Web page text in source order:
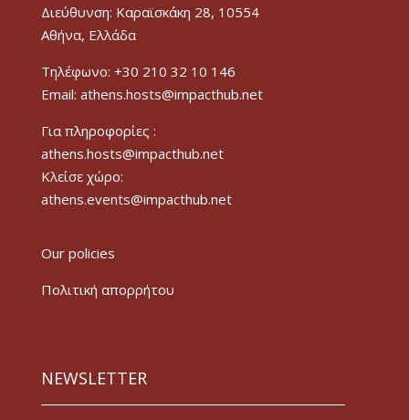
Διεύθυνση: Καραϊσκάκη 28, 10554
Αθήνα, Ελλάδα
Τηλέφωνο: +30 210 32 10 146
Email: athens.hosts@impacthub.net
Για πληροφορίες :
athens.hosts@impacthub.net
Κλείσε χώρο:
athens.events@impacthub.net
Our policies
Πολιτική απορρήτου
NEWSLETTER